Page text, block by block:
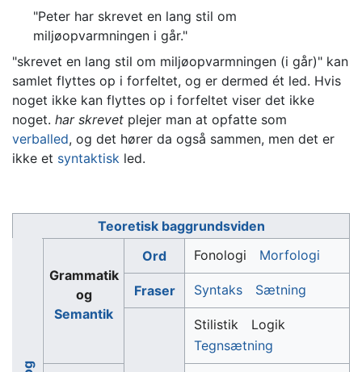
"Peter har skrevet en lang stil om
miljøopvarmningen i går."
"skrevet en lang stil om miljøopvarmningen (i går)" kan
samlet flyttes op i forfeltet, og er dermed ét led. Hvis
noget ikke kan flyttes op i forfeltet viser det ikke
noget. har skrevet plejer man at opfatte som
verballed, og det hører da også sammen, men det er
ikke et syntaktisk led.
Teoretisk baggrundsviden
Grammatik
og
Semantik
Ord Fonologi Morfologi
Fraser Syntaks Sætning
Stilistik
Logik
Tegnsætning